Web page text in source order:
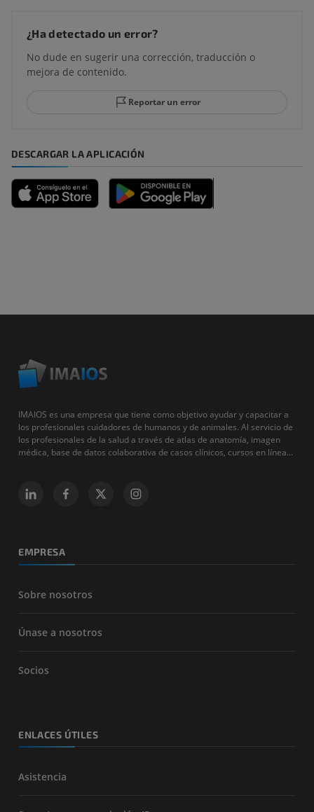
¿Ha detectado un error?
No dude en sugerir una corrección, traducción o
mejora de contenido.
Reportar un error
DESCARGAR LA APLICACIÓN
IMAIOS es una empresa que tiene como objetivo ayudar y capacitar a
los profesionales cuidadores de humanos y de animales. Al servicio de
los profesionales de la salud a través de atlas de anatomía, imagen
médica, base de datos colaborativa de casos clínicos, cursos en línea...
EMPRESA
Sobre nosotros
Únase a nosotros
Socios
ENLACES ÚTILES
Asistencia